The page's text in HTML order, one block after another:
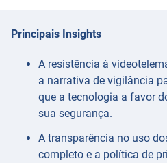
Principais Insights
A resistência à
a narrativa de vigilância
que a tecnologia a favor
sua segurança.
A transparência no uso
completo e a política de